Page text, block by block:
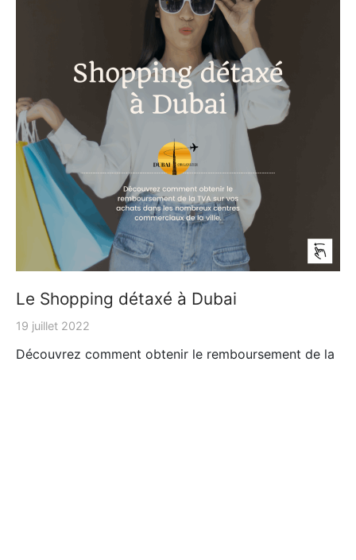
Le Shopping détaxé à Dubai
19 juillet 2022
Découvrez comment obtenir le remboursement de la